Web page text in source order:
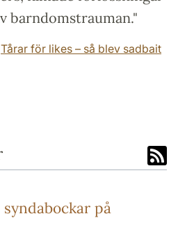
barndomstrauman."
Tårar för likes – så blev sadbait
syndabockar på